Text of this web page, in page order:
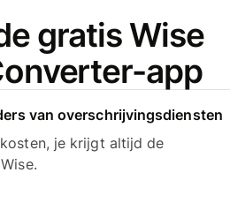
gratis Wise
app
van overschrijvingsdiensten
je krijgt altijd de